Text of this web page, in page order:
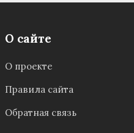
О сайте
О проекте
Правила сайта
Обратная связь